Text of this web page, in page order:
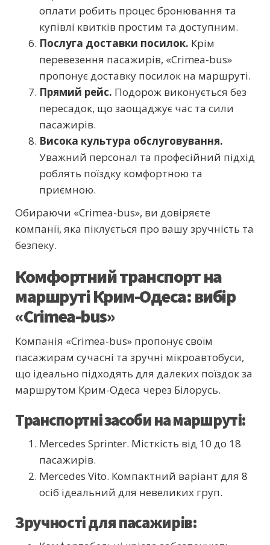
оплати робить процес бронювання та
купівлі квитків простим та доступним.
Послуга доставки посилок. Крім
перевезення пасажирів, «Crimea-bus»
пропонує доставку посилок на маршруті.
Прямий рейс. Подорож виконується без
пересадок, що заощаджує час та сили
пасажирів.
Висока культура обслуговування.
Уважний персонал та професійний підхід
роблять поїздку комфортною та
приємною.
Обираючи «Crimea-bus», ви довіряєте
компанії, яка піклується про вашу зручність та
безпеку.
Комфортний транспорт на
маршруті Крим-Одеса: вибір
«Crimea-bus»
Компанія «Crimea-bus» пропонує своїм
пасажирам сучасні та зручні мікроавтобуси,
що ідеально підходять для далеких поїздок за
маршрутом Крим-Одеса через Білорусь.
Транспортні засоби на маршруті:
Mercedes Sprinter. Місткість від 10 до 18
пасажирів.
Mercedes Vito. Компактний варіант для 8
осіб ідеальний для невеликих груп.
Зручності для пасажирів: